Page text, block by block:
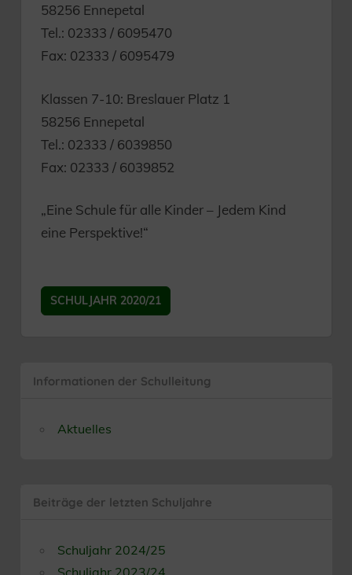
58256 Ennepetal
Tel.: 02333 / 6095470
Fax: 02333 / 6095479
Klassen 7-10: Breslauer Platz 1
58256 Ennepetal
Tel.: 02333 / 6039850
Fax: 02333 / 6039852
„Eine Schule für alle Kinder – Jedem Kind
eine Perspektive!“
SCHULJAHR 2020/21
Informationen der Schulleitung
Aktuelles
Beiträge der letzten Schuljahre
Schuljahr 2024/25